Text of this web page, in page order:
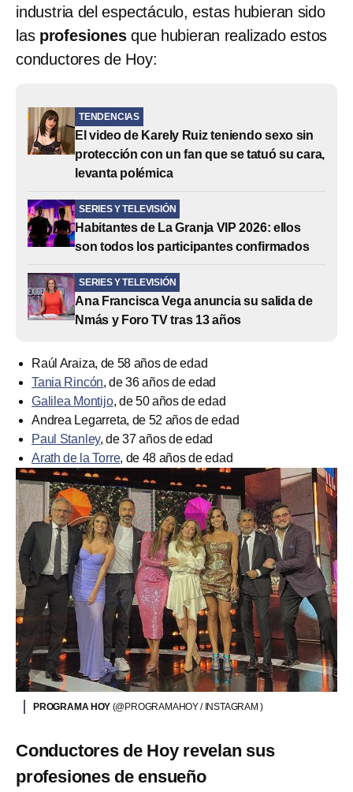
industria del espectáculo, estas hubieran sido
las profesionesque hubieran realizado estos
conductores de Hoy:
TENDENCIAS
El video de Karely Ruiz teniendo sexo sin
protección con un fan que se tatuó su cara,
levanta polémica
SERIES Y TELEVISIÓN
Habitantes de La Granja VIP 2026: ellos
son todos los participantes confirmados
SERIES Y TELEVISIÓN
Ana Francisca Vega anuncia su salida de
Nmás y Foro TV tras 13 años
Raúl Araiza, de 58 años de edad
Tania Rincón, de 36 años de edad
Galilea Montijo, de 50 años de edad
Andrea Legarreta, de 52 años de edad
Paul Stanley, de 37 años de edad
Arath de la Torre, de 48 años de edad
PROGRAMA HOY (@PROGRAMAHOY / INSTAGRAM )
Conductores de Hoy revelan sus
profesiones de ensueño